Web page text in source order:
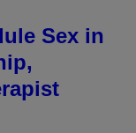
Sex in